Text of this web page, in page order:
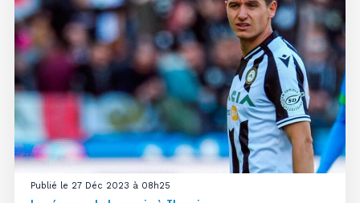
Publié le 27 Déc 2023 à 08h25